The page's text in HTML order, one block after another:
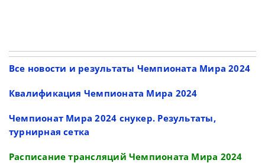
Все новости и результаты Чемпионата Мира 2024
Квалификация Чемпионата Мира 2024
Чемпионат Мира 2024 снукер. Результаты,
турнирная сетка
Расписание трансляций Чемпионата Мира 2024